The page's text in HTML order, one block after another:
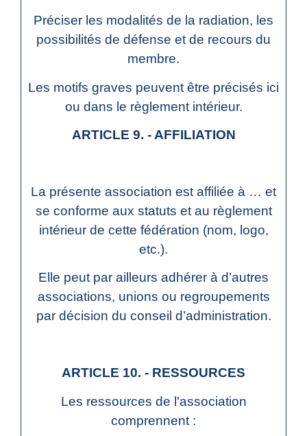
Préciser les modalités de la radiation, les
possibilités de défense et de recours du
membre.
Les motifs graves peuvent être précisés ici
ou dans le règlement intérieur.
ARTICLE 9. - AFFILIATION
La présente association est affiliée à … et
se conforme aux statuts et au règlement
intérieur de cette fédération (nom, logo,
etc.).
Elle peut par ailleurs adhérer à d’autres
associations, unions ou regroupements
par décision du conseil d’administration.
ARTICLE 10. - RESSOURCES
Les ressources de l'association
comprennent :